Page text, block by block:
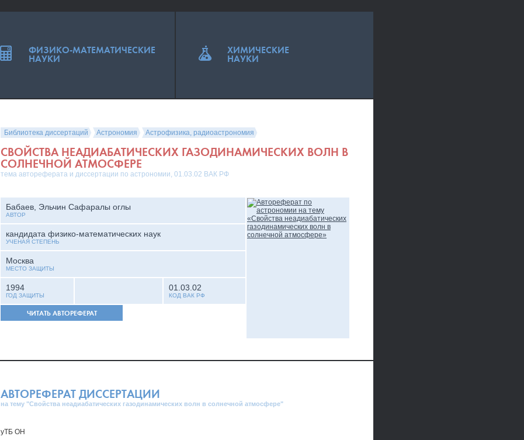
Библиотека диссертаций Астрономия Астрофизика, радиоастрономия
СВОЙСТВА НЕАДИАБАТИЧЕСКИХ ГАЗОДИНАМИЧЕСКИХ ВОЛН В
СОЛНЕЧНОЙ АТМОСФЕРЕ
тема автореферата и диссертации по астрономии, 01.03.02 ВАК РФ
Бабаев, Эльчин Сафаралы оглы
АВТОР
кандидата физико-математических наук
УЧЕНАЯ СТЕПЕНЬ
Москва
МЕСТО ЗАЩИТЫ
1994
ГОД ЗАЩИТЫ
01.03.02
КОД ВАК РФ
ЧИТАТЬ АВТОРЕФЕРАТ
АВТОРЕФЕРАТ ДИССЕРТАЦИИ
на тему "Свойства неадиабатических газодинамических волн в солнечной атмосфере"
уТБ ОН
ФИЗИКО-МАТЕМАТИЧЕСКИЕ
НАУКИ
ХИМИЧЕСКИЕ
НАУКИ